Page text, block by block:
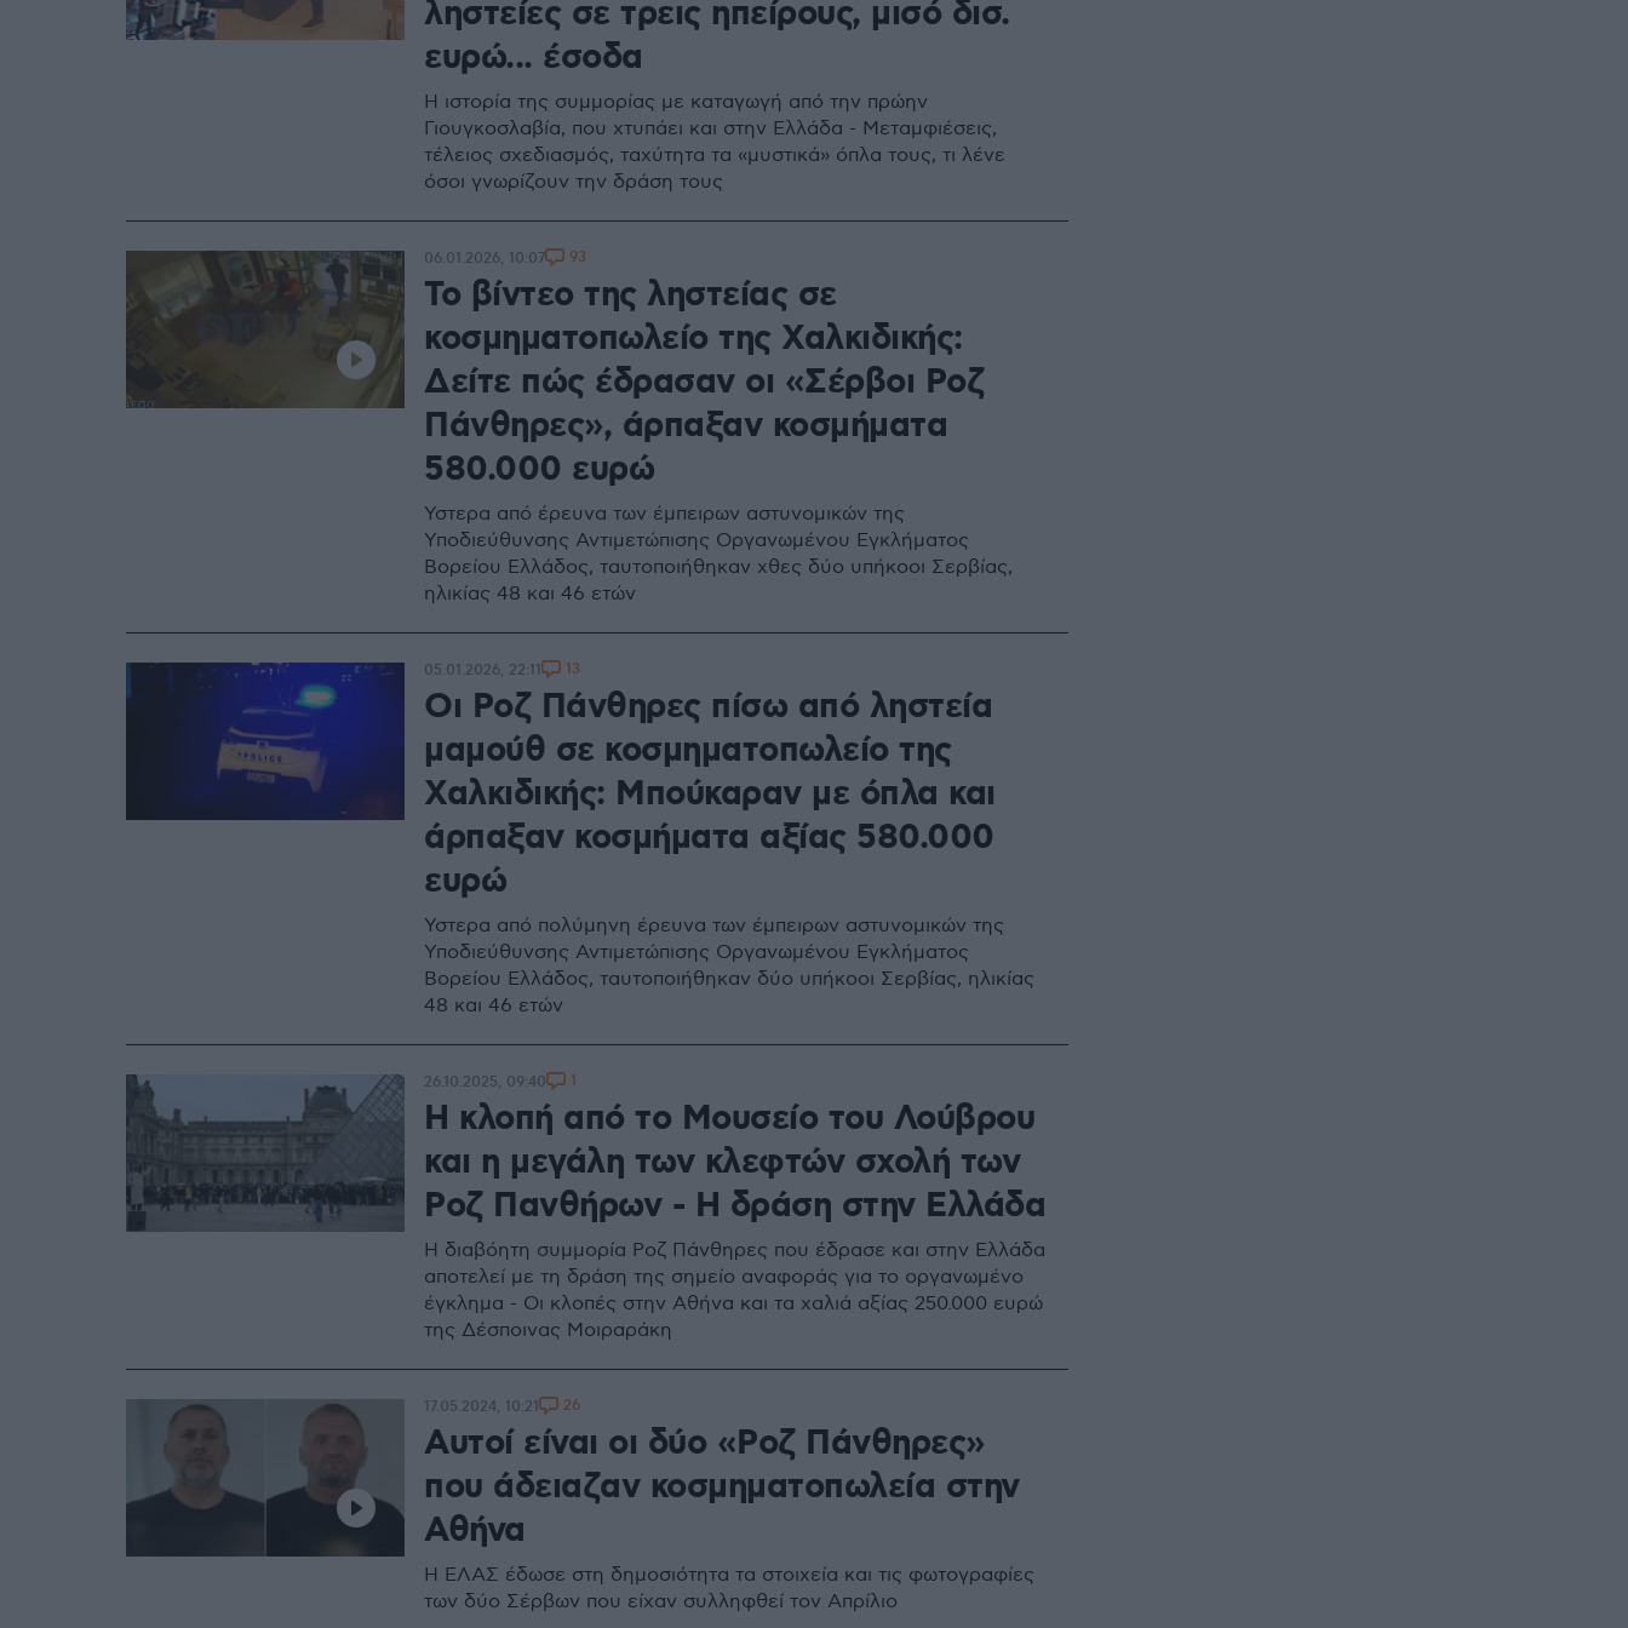
ληστείες σε τρεις ηπείρους, μισό δισ.
ευρώ... έσοδα
Η ιστορία της συμμορίας με καταγωγή από την πρώην
Γιουγκοσλαβία, που χτυπάει και στην Ελλάδα - Μεταμφιέσεις,
τέλειος σχεδιασμός, ταχύτητα τα «μυστικά» όπλα τους, τι λένε
όσοι γνωρίζουν την δράση τους
Το βίντεο της ληστείας σε
κοσμηματοπωλείο της Χαλκιδικής:
Δείτε πώς έδρασαν οι «Σέρβοι Ροζ
Πάνθηρες», άρπαξαν κοσμήματα
580.000 ευρώ
Ύστερα από έρευνα των έμπειρων αστυνομικών της
Υποδιεύθυνσης Αντιμετώπισης Οργανωμένου Εγκλήματος
Βορείου Ελλάδος, ταυτοποιήθηκαν χθες δύο υπήκοοι Σερβίας,
ηλικίας 48 και 46 ετών
06.01.2026, 10:07 93
Οι Ροζ Πάνθηρες πίσω από ληστεία
μαμούθ σε κοσμηματοπωλείο της
Χαλκιδικής: Μπούκαραν με όπλα και
άρπαξαν κοσμήματα αξίας 580.000
ευρώ
Ύστερα από πολύμηνη έρευνα των έμπειρων αστυνομικών της
Υποδιεύθυνσης Αντιμετώπισης Οργανωμένου Εγκλήματος
Βορείου Ελλάδος, ταυτοποιήθηκαν δύο υπήκοοι Σερβίας, ηλικίας
48 και 46 ετών
05.01.2026, 22:11 13
Η κλοπή από το Μουσείο του Λούβρου
και η μεγάλη των κλεφτών σχολή των
Ροζ Πανθήρων - Η δράση στην Ελλάδα
Η διαβόητη συμμορία Ροζ Πάνθηρες που έδρασε και στην Ελλάδα
αποτελεί με τη δράση της σημείο αναφοράς για το οργανωμένο
έγκλημα - Οι κλοπές στην Αθήνα και τα χαλιά αξίας 250.000 ευρώ
της Δέσποινας Μοιραράκη
26.10.2025, 09:40 1
Αυτοί είναι οι δύο «Ροζ Πάνθηρες»
που άδειαζαν κοσμηματοπωλεία στην
Αθήνα
Η ΕΛΑΣ έδωσε στη δημοσιότητα τα στοιχεία και τις φωτογραφίες
των δύο Σέρβων που είχαν συλληφθεί τον Απρίλιο
17.05.2024, 10:21 26